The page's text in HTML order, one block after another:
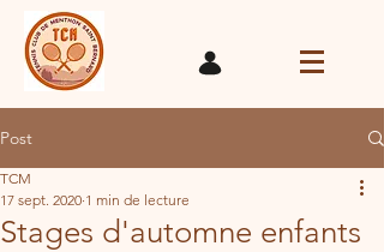
Post
Stages d'automne enfants
TCM
17 sept. 2020 1 min de lecture